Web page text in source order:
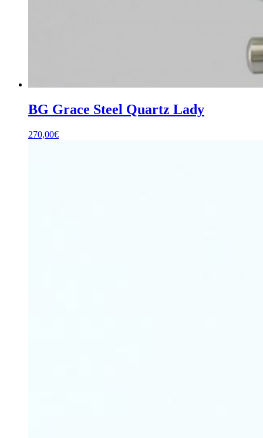
BG Grace Steel Quartz Lady
270,00€